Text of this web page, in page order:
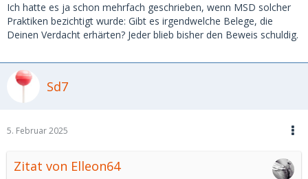
Ich hatte es ja schon mehrfach geschrieben, wenn MSD solcher
Praktiken bezichtigt wurde: Gibt es irgendwelche Belege, die
Deinen Verdacht erhärten? Jeder blieb bisher den Beweis schuldig.
Sd7
5. Februar 2025
Zitat von Elleon64